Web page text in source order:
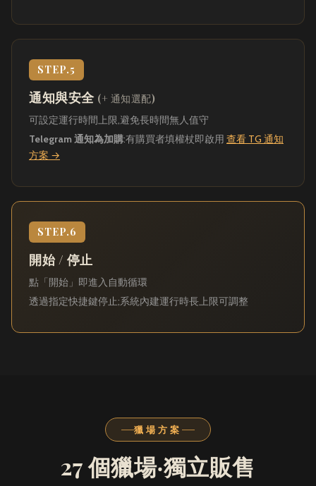
STEP.5
通知與安全 (+ 通知選配)
可設定運行時間上限,避免長時間無人值守
Telegram 通知為加購:有購買者填權杖即啟用 查看 TG 通知
方案 →
STEP.6
開始 / 停止
點「開始」即進入自動循環
透過指定快捷鍵停止;系統內建運行時長上限可調整
獵場方案
27 個獵場‧獨立販售